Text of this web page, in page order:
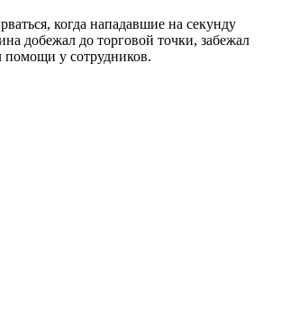
когда нападавшие на секунду
добежал до торговой точки, забежал
помощи у сотрудников.